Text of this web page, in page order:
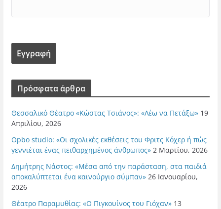
Πρόσφατα άρθρα
Θεσσαλικό Θέατρο «Κώστας Τσιάνος»: «Λέω να Πετάξω» 19
Απριλίου, 2026
Opbo studio: «Οι σχολικές εκθέσεις του Φριτς Κόχερ ή πώς
γεννιέται ένας πειθαρχημένος άνθρωπος» 2 Μαρτίου, 2026
Δημήτρης Νάστος: «Μέσα από την παράσταση, στα παιδιά
αποκαλύπτεται ένα καινούργιο σύμπαν» 26 Ιανουαρίου,
2026
Θέατρο Παραμυθίας: «Ο Πιγκουίνος του Γιόχαν» 13